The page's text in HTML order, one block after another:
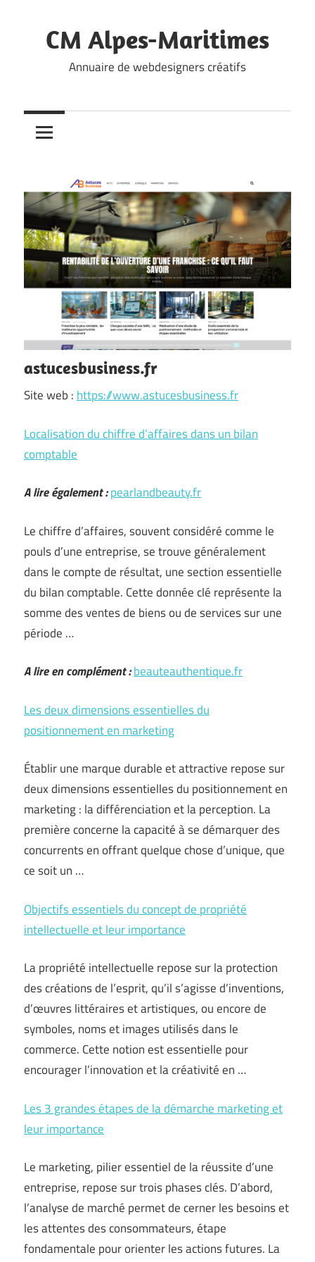
contentCM Alpes-Maritimes
Annuaire de webdesigners créatifs
astucesbusiness.fr
Site web : https://www.astucesbusiness.fr
Localisation du chiffre d’affaires dans un bilan
comptable
A lire également :pearlandbeauty.fr
Le chiffre d’affaires, souvent considéré comme le
pouls d’une entreprise, se trouve généralement
dans le compte de résultat, une section essentielle
du bilan comptable. Cette donnée clé représente la
somme des ventes de biens ou de services sur une
période …
A lire en complément :beauteauthentique.fr
Les deux dimensions essentielles du
positionnement en marketing
Établir une marque durable et attractive repose sur
deux dimensions essentielles du positionnement en
marketing : la différenciation et la perception. La
première concerne la capacité à se démarquer des
concurrents en offrant quelque chose d’unique, que
ce soit un …
Objectifs essentiels du concept de propriété
intellectuelle et leur importance
La propriété intellectuelle repose sur la protection
des créations de l’esprit, qu’il s’agisse d’inventions,
d’œuvres littéraires et artistiques, ou encore de
symboles, noms et images utilisés dans le
commerce. Cette notion est essentielle pour
encourager l’innovation et la créativité en …
Les 3 grandes étapes de la démarche marketing et
leur importance
Le marketing, pilier essentiel de la réussite d’une
entreprise, repose sur trois phases clés. D’abord,
l’analyse de marché permet de cerner les besoins et
les attentes des consommateurs, étape
fondamentale pour orienter les actions futures. La